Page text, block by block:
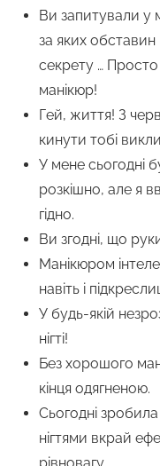
Ви запитували у
за яких
секрету …
манікюр!
Гей, життя! З
кинути тобі
У мене сьогодні
розкішно, але я
гідно.
Ви згодні, що
Манікюром
навіть і
У будь-якій
нігті!
Без хорошого
кінця одягненою.
Сьогодні
нігтями вкрай
рівновагу.